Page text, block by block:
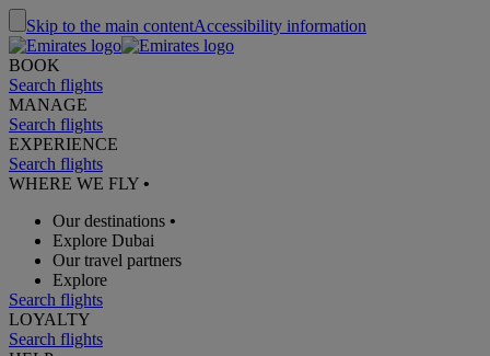
Skip to the main contentAccessibility information
BOOK
Search flights
MANAGE
Search flights
EXPERIENCE
Search flights
WHERE WE FLY •
Our destinations •
Explore Dubai
Our travel partners
Explore
Search flights
LOYALTY
Search flights